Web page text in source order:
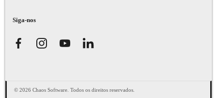
Siga-nos
© 2026 Chaos Software. Todos os direitos reservados.